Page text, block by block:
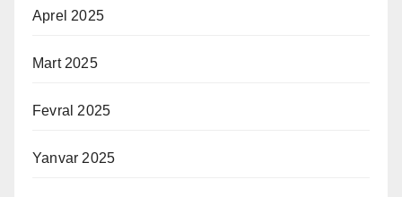
Aprel 2025
Mart 2025
Fevral 2025
Yanvar 2025